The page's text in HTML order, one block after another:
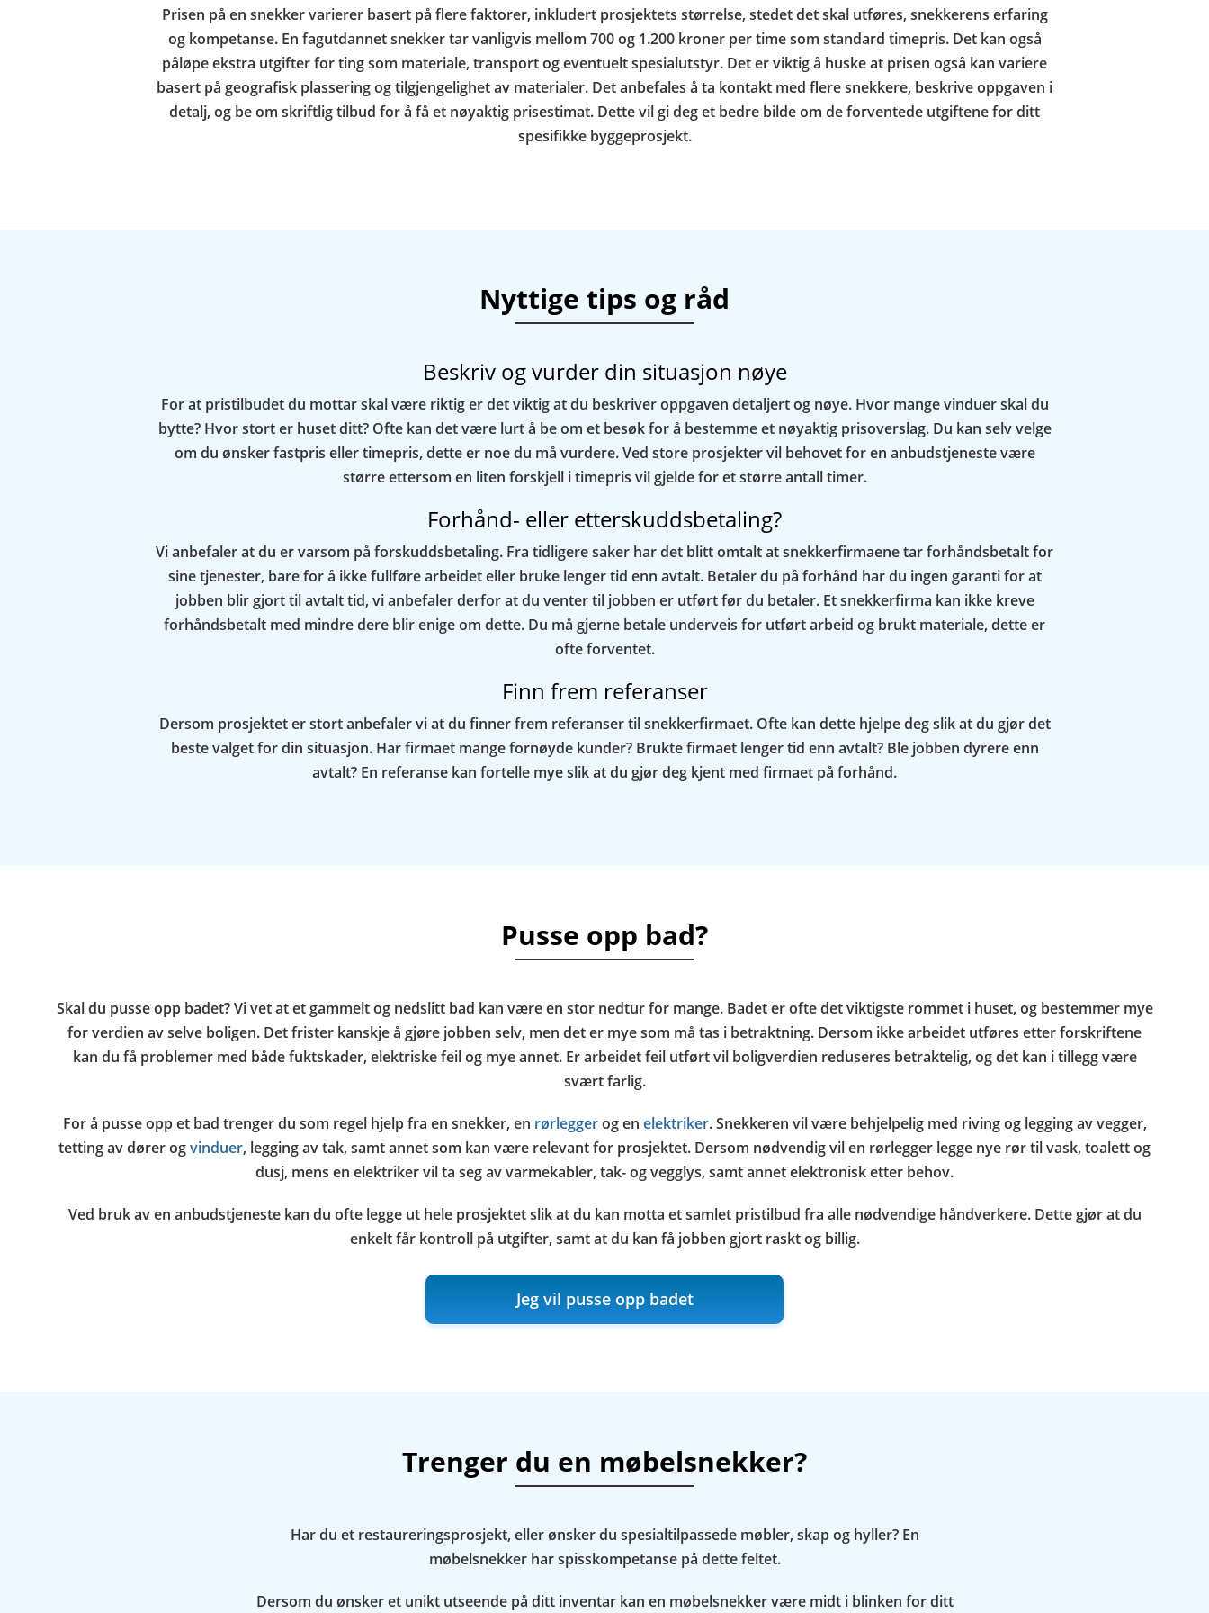
Prisen på en snekker varierer basert på flere faktorer, inkludert prosjektets størrelse, stedet det skal utføres, snekkerens erfaring
og kompetanse. En fagutdannet snekker tar vanligvis mellom 700 og 1.200 kroner per time som standard timepris. Det kan også
påløpe ekstra utgifter for ting som materiale, transport og eventuelt spesialutstyr. Det er viktig å huske at prisen også kan variere
basert på geografisk plassering og tilgjengelighet av materialer. Det anbefales å ta kontakt med flere snekkere, beskrive oppgaven i
detalj, og be om skriftlig tilbud for å få et nøyaktig prisestimat. Dette vil gi deg et bedre bilde om de forventede utgiftene for ditt
spesifikke byggeprosjekt.
Nyttige tips og råd
Beskriv og vurder din situasjon nøye
For at pristilbudet du mottar skal være riktig er det viktig at du beskriver oppgaven detaljert og nøye. Hvor mange vinduer skal du
bytte? Hvor stort er huset ditt? Ofte kan det være lurt å be om et besøk for å bestemme et nøyaktig prisoverslag. Du kan selv velge
om du ønsker fastpris eller timepris, dette er noe du må vurdere. Ved store prosjekter vil behovet for en anbudstjeneste være
større ettersom en liten forskjell i timepris vil gjelde for et større antall timer.
Forhånd- eller etterskuddsbetaling?
Vi anbefaler at du er varsom på forskuddsbetaling. Fra tidligere saker har det blitt omtalt at snekkerfirmaene tar forhåndsbetalt for
sine tjenester, bare for å ikke fullføre arbeidet eller bruke lenger tid enn avtalt. Betaler du på forhånd har du ingen garanti for at
jobben blir gjort til avtalt tid, vi anbefaler derfor at du venter til jobben er utført før du betaler. Et snekkerfirma kan ikke kreve
forhåndsbetalt med mindre dere blir enige om dette. Du må gjerne betale underveis for utført arbeid og brukt materiale, dette er
ofte forventet.
Finn frem referanser
Dersom prosjektet er stort anbefaler vi at du finner frem referanser til snekkerfirmaet. Ofte kan dette hjelpe deg slik at du gjør det
beste valget for din situasjon. Har firmaet mange fornøyde kunder? Brukte firmaet lenger tid enn avtalt? Ble jobben dyrere enn
avtalt? En referanse kan fortelle mye slik at du gjør deg kjent med firmaet på forhånd.
Pusse opp bad?
Skal du pusse opp badet? Vi vet at et gammelt og nedslitt bad kan være en stor nedtur for mange. Badet er ofte det viktigste rommet i huset, og bestemmer mye
for verdien av selve boligen. Det frister kanskje å gjøre jobben selv, men det er mye som må tas i betraktning. Dersom ikke arbeidet utføres etter forskriftene
kan du få problemer med både fuktskader, elektriske feil og mye annet. Er arbeidet feil utført vil boligverdien reduseres betraktelig, og det kan i tillegg være
svært farlig.
For å pusse opp et bad trenger du som regel hjelp fra en snekker, en rørleggerog en elektriker. Snekkeren vil være behjelpelig med riving og legging av vegger,
tetting av dører ogvinduer, legging av tak, samt annet som kan være relevant for prosjektet. Dersom nødvendig vil en rørlegger legge nye rør til vask, toalett og
dusj, mens en elektriker vil ta seg av varmekabler, tak- og vegglys, samt annet elektronisk etter behov.
Ved bruk av en anbudstjeneste kan du ofte legge ut hele prosjektet slik at du kan motta et samlet pristilbud fra alle nødvendige håndverkere. Dette gjør at du
enkelt får kontroll på utgifter, samt at du kan få jobben gjort raskt og billig.
Jeg vil pusse opp badet
Trenger du en møbelsnekker?
Har du et restaureringsprosjekt, eller ønsker du spesialtilpassede møbler, skap og hyller? En
møbelsnekker har spisskompetanse på dette feltet.
Dersom du ønsker et unikt utseende på ditt inventar kan en møbelsnekker være midt i blinken for ditt